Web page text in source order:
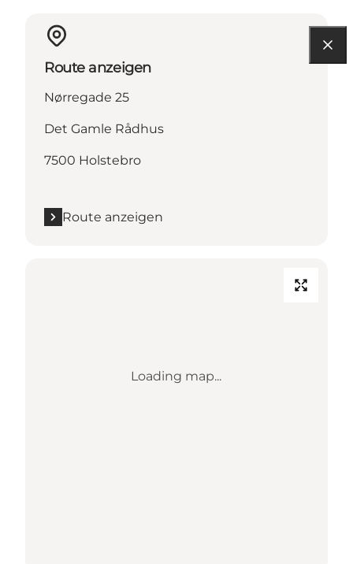
Route anzeigen
Nørregade 25
Det Gamle Rådhus
7500 Holstebro
Route anzeigen
Loading map...